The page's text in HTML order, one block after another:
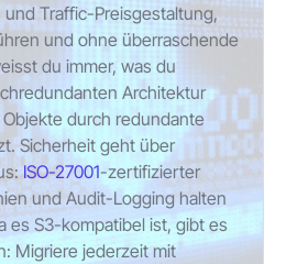
Traffic-Preisgestaltung,
und ohne überraschende
du immer, was du
Architektur
durch redundante
Sicherheit geht über
ISO-27001-zertifizierter
und Audit-Logging halten
es S3-kompatibel ist, gibt es
Migriere jederzeit mit